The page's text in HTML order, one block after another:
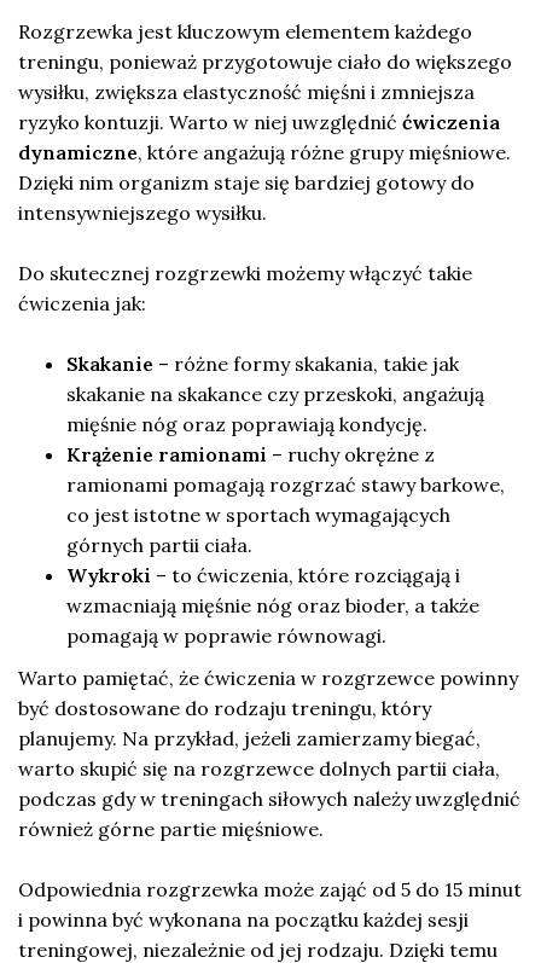
Rozgrzewka jest kluczowym elementem każdego
treningu, ponieważ przygotowuje ciało do większego
wysiłku, zwiększa elastyczność mięśni i zmniejsza
ryzyko kontuzji. Warto w niej uwzględnić ćwiczenia
dynamiczne, które angażują różne grupy mięśniowe.
Dzięki nim organizm staje się bardziej gotowy do
intensywniejszego wysiłku.
Do skutecznej rozgrzewki możemy włączyć takie
ćwiczenia jak:
Skakanie – różne formy skakania, takie jak
skakanie na skakance czy przeskoki, angażują
mięśnie nóg oraz poprawiają kondycję.
Krążenie ramionami – ruchy okrężne z
ramionami pomagają rozgrzać stawy barkowe,
co jest istotne w sportach wymagających
górnych partii ciała.
Wykroki – to ćwiczenia, które rozciągają i
wzmacniają mięśnie nóg oraz bioder, a także
pomagają w poprawie równowagi.
Warto pamiętać, że ćwiczenia w rozgrzewce powinny
być dostosowane do rodzaju treningu, który
planujemy. Na przykład, jeżeli zamierzamy biegać,
warto skupić się na rozgrzewce dolnych partii ciała,
podczas gdy w treningach siłowych należy uwzględnić
również górne partie mięśniowe.
Odpowiednia rozgrzewka może zająć od 5 do 15 minut
i powinna być wykonana na początku każdej sesji
treningowej, niezależnie od jej rodzaju. Dzięki temu